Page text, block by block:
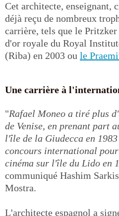
Cet architecte, enseignant,
déjà reçu de nombreux
carrière, tels que le
d'or royale du Royal
(Riba) en 2003 ou le
Une carrière à
"Rafael Moneo a tiré plus
de Venise, en prenant part
l'île de la Giudecca en
concours international
cinéma sur l'île du Lido en
communiqué Hashim
Mostra.
L'architecte espagnol a